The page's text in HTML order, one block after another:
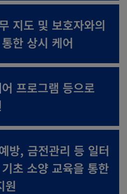
지도 및 보호자와의
한 상시 케어
프로그램 등으로
방, 금전관리 등 일터
초 소양 교육을 통한
원